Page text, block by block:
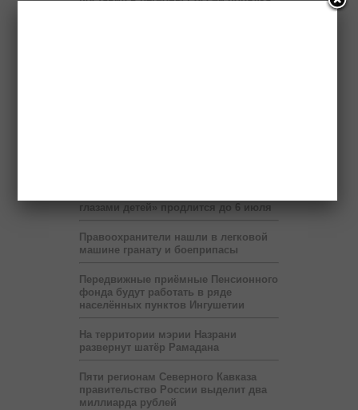
глазами детей» продлится до 6 июля
Правоохранители нашли в легковой
машине гранату и боеприпасы
Передвижные приёмные Пенсионного
фонда будут работать в ряде
населённых пунктов Ингушетии
На территории мэрии Назрани
развернут шатёр Рамадана
Пяти регионам Северного Кавказа
правительство России выделит два
миллиарда рублей